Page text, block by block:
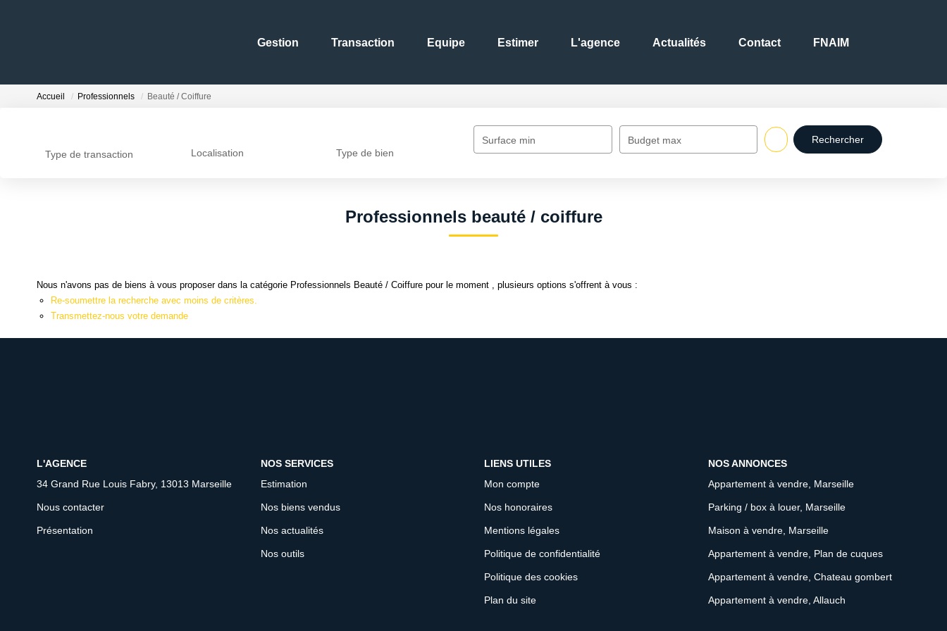
Gestion Transaction Equipe Estimer L'agence Actualités Contact FNAIM
Accueil Professionnels Beauté / Coiffure
Type de transaction Localisation Type de bien
Surface min Budget max
Professionnels beauté / coiffure
Nous n'avons pas de biens à vous proposer dans la catégorie Professionnels Beauté / Coiffure pour le moment , plusieurs options s'offrent à vous :
Re-soumettre la recherche avec moins de critères.
Transmettez-nous votre demande
L'AGENCE
34 Grand Rue Louis Fabry, 13013 Marseille
Nous contacter
Présentation
NOS SERVICES
Estimation
Nos biens vendus
Nos actualités
Nos outils
LIENS UTILES
Mon compte
Nos honoraires
Mentions légales
Politique de confidentialité
Politique des cookies
Plan du site
NOS ANNONCES
Appartement à vendre, Marseille
Parking / box à louer, Marseille
Maison à vendre, Marseille
Appartement à vendre, Plan de cuques
Appartement à vendre, Chateau gombert
Appartement à vendre, Allauch